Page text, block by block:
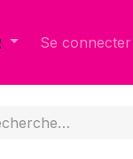
Se connecter